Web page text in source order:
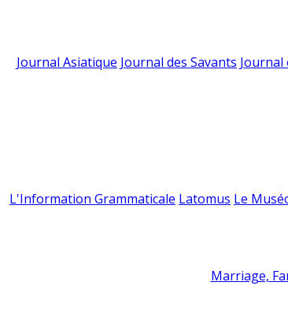
Journal Asiatique Journal des Savants Journal
L'Information Grammaticale Latomus Le
Marriage,